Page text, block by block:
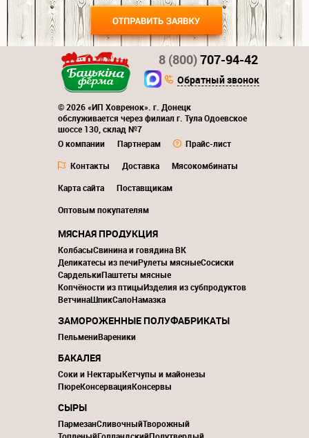
© 2026 «ИП Ховренок». г. Донецк
обслуживается через филиал г. Тула Одоевское
шоссе 130, склад №7
О компании
Партнерам
Прайс-лист
Контакты
Доставка
Мясокомбинаты
Карта сайта
Поставщикам
Оптовым покупателям
8 (800)707-94-42
Обратный звонок
МЯСНАЯ ПРОДУКЦИЯ
КолбасыСвинина и говядина ВК
Деликатесы из печиРулеты мясныеСосиски
СарделькиПаштеты мясные
Копчёности из птицыИзделия из субпродуктов
ВетчинаШпикСалоНамазка
ЗАМОРОЖЕННЫЕ ПОЛУФАБРИКАТЫ
ПельмениВареники
БАКАЛЕЯ
Соки и НектарыКетчупы и майонезы
ПюреКонсервацияКонсервы
СЫРЫ
ПармезанСливочныйТворожный